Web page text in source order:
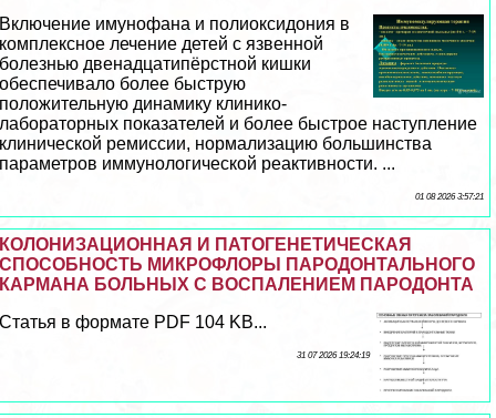
Включение имунофана и полиоксидония в
комплексное лечение детей с язвенной
болезнью двенадцатипёрстной кишки
обеспечивало более быструю
положительную динамику клинико-
лабораторных показателей и более быстрое наступление
клинической ремиссии, нормализацию большинства
параметров иммунологической реактивности. ...
01 08 2026 3:57:21
КОЛОНИЗАЦИОННАЯ И ПАТОГЕНЕТИЧЕСКАЯ
СПОСОБНОСТЬ МИКРОФЛОРЫ ПАРОДОНТАЛЬНОГО
КАРМАНА БОЛЬНЫХ С ВОСПАЛЕНИЕМ ПАРОДОНТА
Статья в формате PDF 104 KB...
31 07 2026 19:24:19